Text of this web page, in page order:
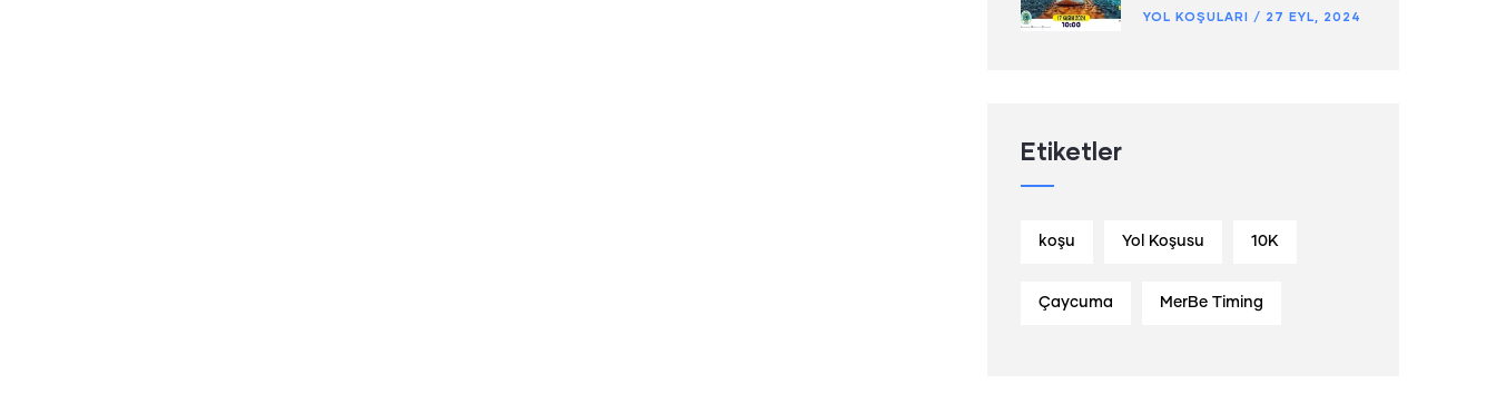
YOL KOŞULARI / 27 EYL, 2024
Etiketler
koşu Yol Koşusu 10K
Çaycuma MerBe Timing